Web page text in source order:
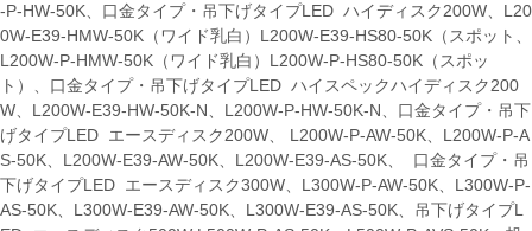
-P-HW-50K、口金タイプ・吊下げタイプLED ハイディスク200W、L20
0W-E39-HMW-50K（ワイド乳白）L200W-E39-HS80-50K（スポット、
L200W-P-HMW-50K（ワイド乳白）L200W-P-HS80-50K（スポッ
ト）、口金タイプ・吊下げタイプLED ハイスペックハイディスク200
W、L200W-E39-HW-50K-N、L200W-P-HW-50K-N、口金タイプ・吊下
げタイプLED エースディスク200W、 L200W-P-AW-50K、L200W-P-A
S-50K、L200W-E39-AW-50K、L200W-E39-AS-50K、 口金タイプ・吊
下げタイプLED エースディスク300W、L300W-P-AW-50K、L300W-P-
AS-50K、L300W-E39-AW-50K、L300W-E39-AS-50K、吊下げタイプL